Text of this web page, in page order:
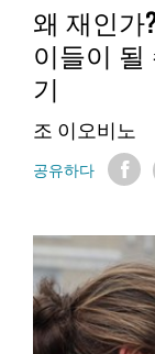
왜 재인가
이들이
기
조 이오비노
공유하다